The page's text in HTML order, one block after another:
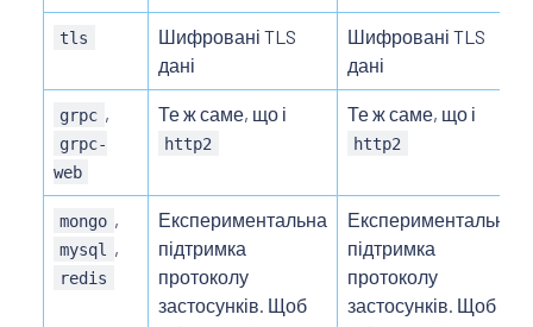
tls
Шифровані TLS
дані
Шифровані TLS
дані
grpc ,
grpc-
web
Те ж саме, що і
http2
Те ж саме, що і
http2
mongo ,
mysql ,
redis
Експериментальна
підтримка
протоколу
застосунків. Щоб
Експериментальна
підтримка
протоколу
застосунків. Щоб